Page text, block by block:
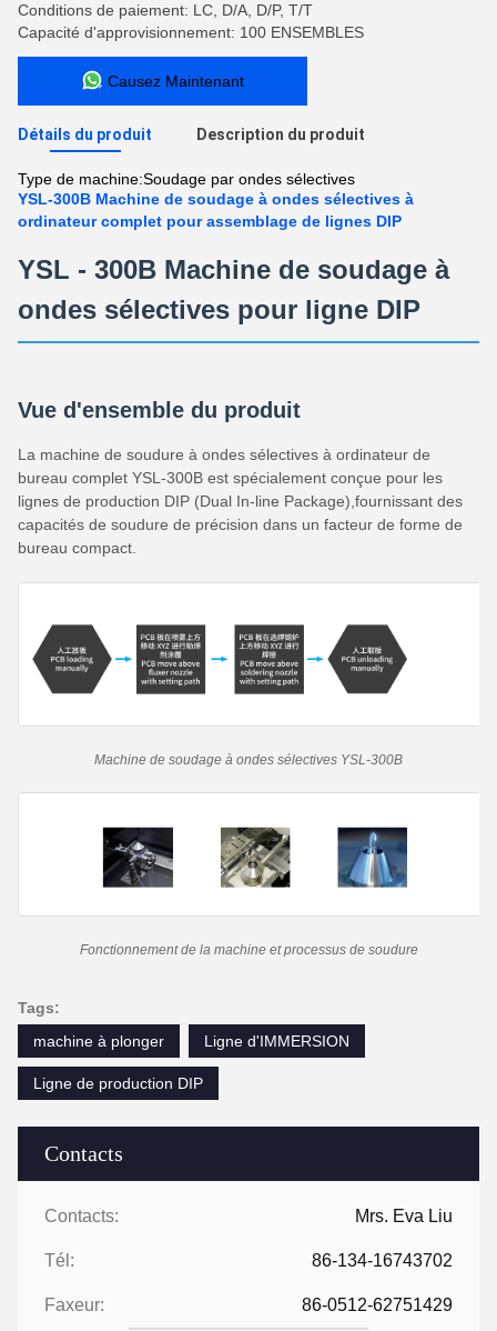
Contacts
Contacts: Mrs. Eva Liu
Tél: 86-134-16743702
Faxeur: 86-0512-62751429
Conditions de paiement: LC, D/A, D/P, T/T
Capacité d'approvisionnement: 100 ENSEMBLES
Causez Maintenant
Détails du produit Description du produit
Type de machine:Soudage par ondes sélectives
YSL-300B Machine de soudage à ondes sélectives à
ordinateur complet pour assemblage de lignes DIP
YSL - 300B Machine de soudage à
ondes sélectives pour ligne DIP
Vue d'ensemble du produit
La machine de soudure à ondes sélectives à ordinateur de
bureau complet YSL-300B est spécialement conçue pour les
lignes de production DIP (Dual In-line Package),fournissant des
capacités de soudure de précision dans un facteur de forme de
bureau compact.
Machine de soudage à ondes sélectives YSL-300B
Fonctionnement de la machine et processus de soudure
Tags:
machine à plonger
Ligne d'IMMERSION
Ligne de production DIP